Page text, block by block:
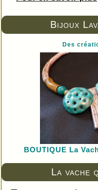
Bijoux
Des
BOUTIQUE La
La vache